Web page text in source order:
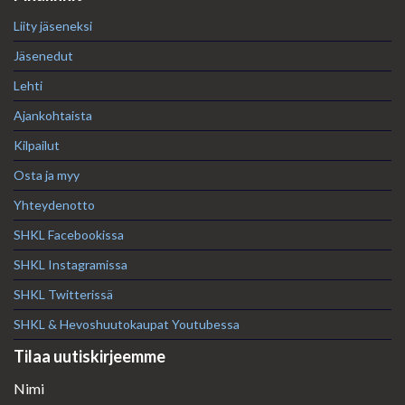
Liity jäseneksi
Jäsenedut
Lehti
Ajankohtaista
Kilpailut
Osta ja myy
Yhteydenotto
SHKL Facebookissa
SHKL Instagramissa
SHKL Twitterissä
SHKL & Hevoshuutokaupat Youtubessa
Tilaa uutiskirjeemme
Nimi